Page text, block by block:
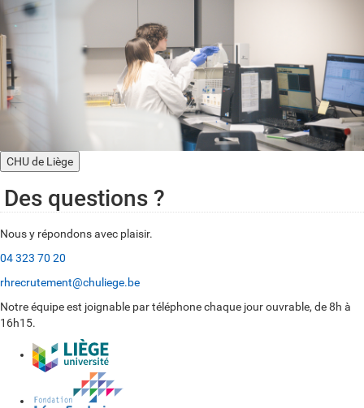
CHU de Liège
Des questions ?
Nous y répondons avec plaisir.
04 323 70 20
rhrecrutement@chuliege.be
Notre équipe est joignable par téléphone chaque jour ouvrable, de 8h à
16h15.